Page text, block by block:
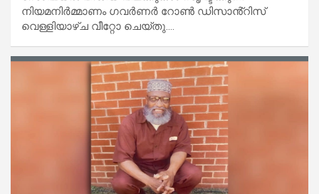
നിയമനിർമ്മാണം ഗവർണർ റോൺ ഡിസാൻ്റിസ്
വെള്ളിയാഴ്ച വീറ്റോ ചെയ്തു.…